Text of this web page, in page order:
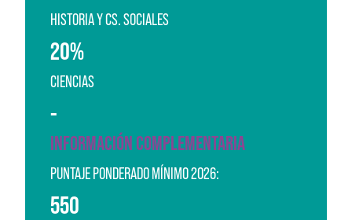
HISTORIA Y CS. SOCIALES
20%
CIENCIAS
-
INFORMACIÓN COMPLEMENTARIA
PUNTAJE PONDERADO MÍNIMO 2026:
550